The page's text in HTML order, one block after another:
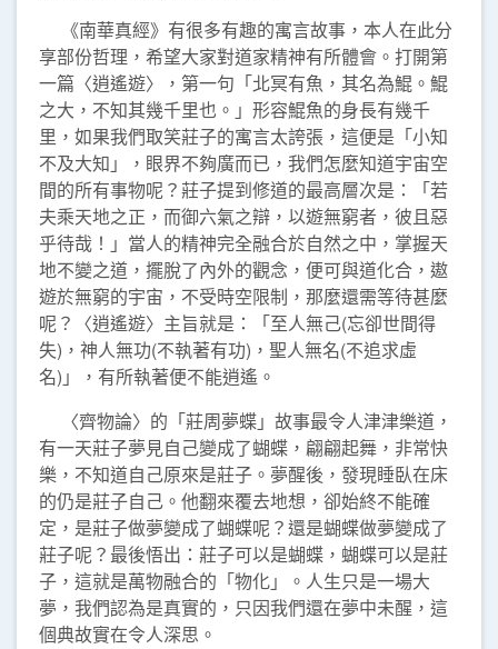
《南華真經》有很多有趣的寓言故事，本人在此分
享部份哲理，希望大家對道家精神有所體會。打開第
一篇〈逍遙遊〉，第一句「北冥有魚，其名為鯤。鯤
之大，不知其幾千里也。」形容鯤魚的身長有幾千
里，如果我們取笑莊子的寓言太誇張，這便是「小知
不及大知」，眼界不夠廣而已，我們怎麼知道宇宙空
間的所有事物呢？莊子提到修道的最高層次是：「若
夫乘天地之正，而御六氣之辯，以遊無窮者，彼且惡
乎待哉！」當人的精神完全融合於自然之中，掌握天
地不變之道，擺脫了內外的觀念，便可與道化合，遨
遊於無窮的宇宙，不受時空限制，那麼還需等待甚麼
呢？〈逍遙遊〉主旨就是：「至人無己(忘卻世間得
失)，神人無功(不執著有功)，聖人無名(不追求虛
名)」，有所執著便不能逍遙。
〈齊物論〉的「莊周夢蝶」故事最令人津津樂道，
有一天莊子夢見自己變成了蝴蝶，翩翩起舞，非常快
樂，不知道自己原來是莊子。夢醒後，發現睡臥在床
的仍是莊子自己。他翻來覆去地想，卻始終不能確
定，是莊子做夢變成了蝴蝶呢？還是蝴蝶做夢變成了
莊子呢？最後悟出：莊子可以是蝴蝶，蝴蝶可以是莊
子，這就是萬物融合的「物化」。人生只是一場大
夢，我們認為是真實的，只因我們還在夢中未醒，這
個典故實在令人深思。